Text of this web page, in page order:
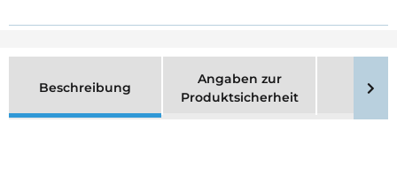
Beschreibung
Angaben zur
Produktsicherheit